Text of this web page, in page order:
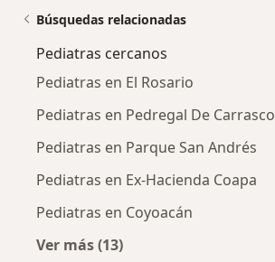
Búsquedas relacionadas
Pediatras cercanos
Pediatras en El Rosario
Pediatras en Pedregal De Carrasco
Pediatras en Parque San Andrés
Pediatras en Ex-Hacienda Coapa
Pediatras en Coyoacán
Ver más (13)